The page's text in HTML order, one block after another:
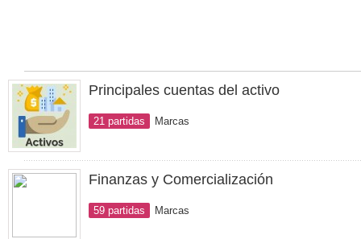
Principales cuentas del activo
21 partidas Marcas
Finanzas y Comercialización
59 partidas Marcas